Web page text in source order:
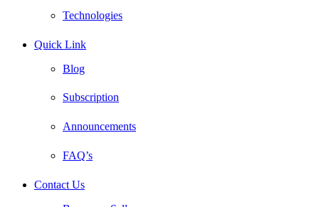
Technologies
Quick Link
Blog
Subscription
Announcements
FAQ’s
Contact Us